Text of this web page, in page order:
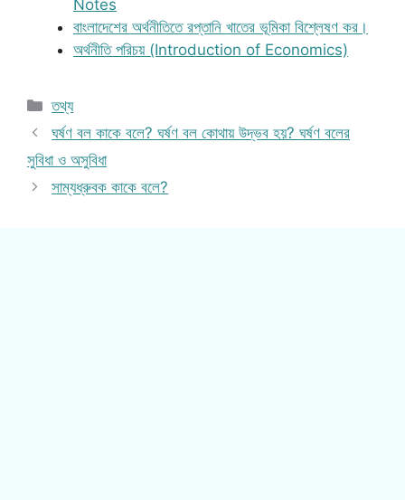
Notes
বাংলাদেশের অর্থনীতিতে রপ্তানি খাতের ভূমিকা বিশ্লেষণ কর।
অর্থনীতি পরিচয় (Introduction of Economics)
Categories
তথ্য
ঘর্ষণ বল কাকে বলে? ঘর্ষণ বল কোথায় উদ্ভব হয়? ঘর্ষণ বলের
সুবিধা ও অসুবিধা
সাম্যধ্রুবক কাকে বলে?